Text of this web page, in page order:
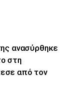
ανασύρθηκε
στη
από τον